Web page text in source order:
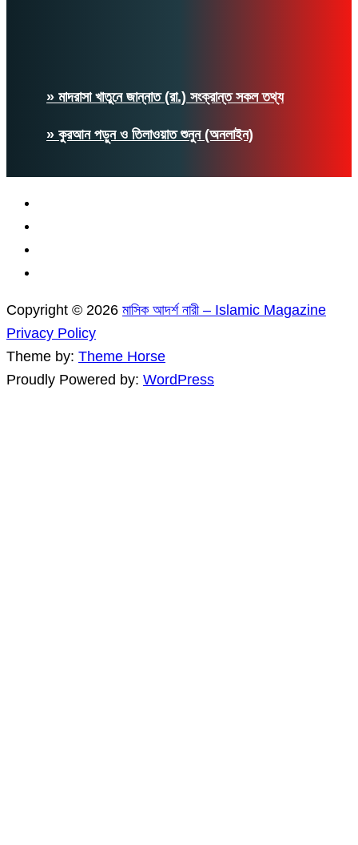
» মাদরাসা খাতুনে জান্নাত (রা.) সংক্রান্ত সকল তথ্য
» কুরআন পড়ুন ও তিলাওয়াত শুনুন (অনলাইন)
Copyright © 2026 মাসিক আদর্শ নারী – Islamic Magazine
Privacy Policy
Theme by: Theme Horse
Proudly Powered by: WordPress